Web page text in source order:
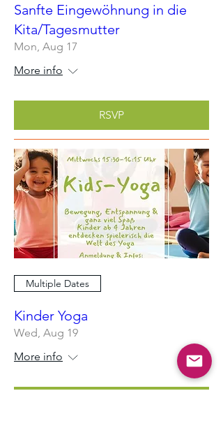
Sanfte Eingewöhnung in die
Kita/Tagesmutter
Mon, Aug 17
More info
RSVP
Multiple Dates
Kinder Yoga
Wed, Aug 19
More info